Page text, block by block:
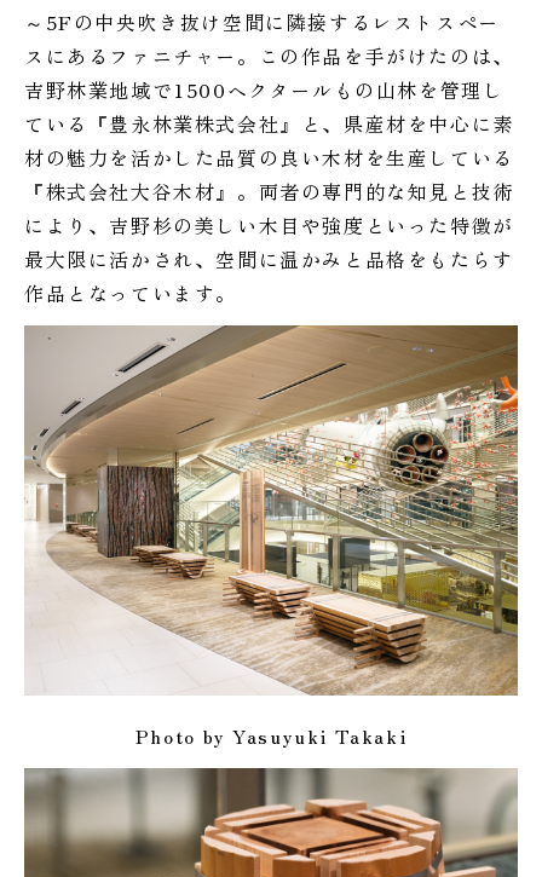
～5Fの中央吹き抜け空間に隣接するレストスペー
スにあるファニチャー。この作品を手がけたのは、
吉野林業地域で1500ヘクタールもの山林を管理し
ている『豊永林業株式会社』と、県産材を中心に素
材の魅力を活かした品質の良い木材を生産している
『株式会社大谷木材』。両者の専門的な知見と技術
により、吉野杉の美しい木目や強度といった特徴が
最大限に活かされ、空間に温かみと品格をもたらす
作品となっています。
Photo by Yasuyuki Takaki